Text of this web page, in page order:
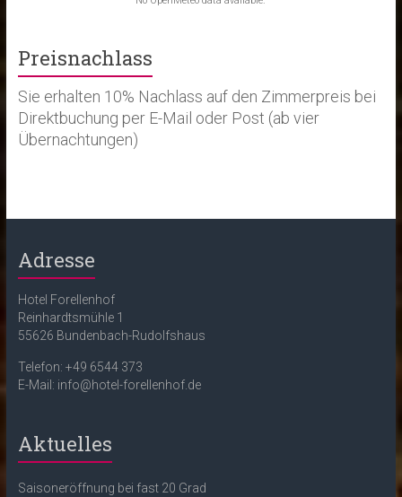
Preisnachlass
Sie erhalten 10% Nachlass auf den Zimmerpreis bei
Direktbuchung per E-Mail oder Post (ab vier
Übernachtungen)
Adresse
Hotel Forellenhof
Reinhardtsmühle 1
55626 Bundenbach-Rudolfshaus
Telefon: +49 6544 373
E-Mail: info@hotel-forellenhof.de
Aktuelles
Saisoneröffnung bei fast 20 Grad